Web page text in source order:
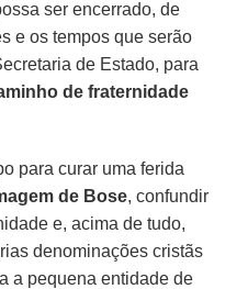
ser encerrado, de
e os tempos que serão
de Estado, para
de fraternidade
para curar uma ferida
de Bose, confundir
e, acima de tudo,
denominações cristãs
a pequena entidade de